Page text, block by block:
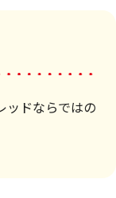
ッドならではの